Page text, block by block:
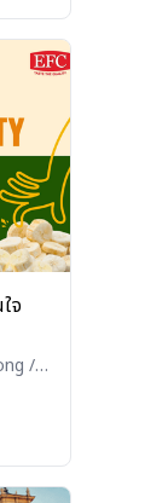
จ
/